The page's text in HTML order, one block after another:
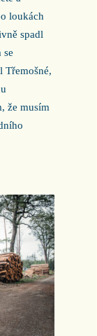
loukách
spadl
se
Třemošné,
že musím